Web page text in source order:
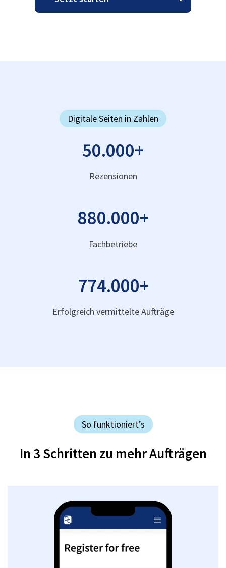
Digitale Seiten in Zahlen
50.000+
Rezensionen
880.000+
Fachbetriebe
774.000+
Erfolgreich vermittelte Aufträge
So funktioniert’s
In 3 Schritten zu mehr Aufträgen